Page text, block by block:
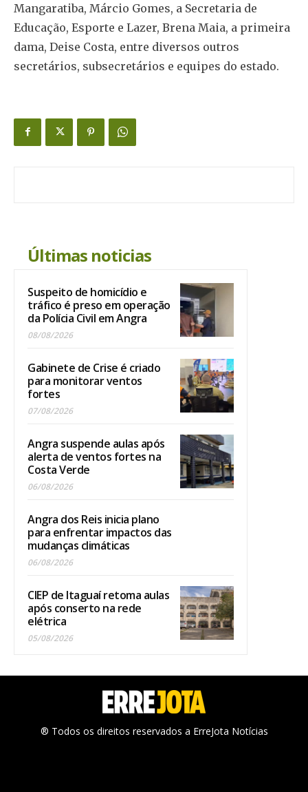
Mangaratiba, Márcio Gomes, a Secretaria de
Educação, Esporte e Lazer, Brena Maia, a primeira
dama, Deise Costa, entre diversos outros
secretários, subsecretários e equipes do estado.
Últimas noticias
Suspeito de homicídio e
tráfico é preso em operação
da Polícia Civil em Angra
08/08/2026
Gabinete de Crise é criado
para monitorar ventos
fortes
07/08/2026
Angra suspende aulas após
alerta de ventos fortes na
Costa Verde
06/08/2026
Angra dos Reis inicia plano
para enfrentar impactos das
mudanças climáticas
06/08/2026
CIEP de Itaguaí retoma aulas
após conserto na rede
elétrica
05/08/2026
® Todos os direitos reservados a ErreJota Notícias